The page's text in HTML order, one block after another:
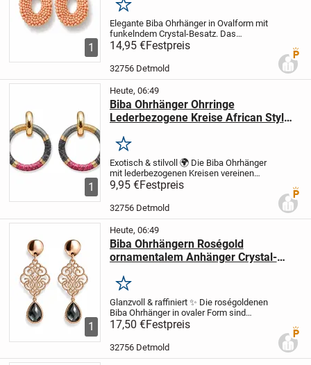
1
Merken
Elegante Biba Ohrhänger in Ovalform mit
funkelndem Crystal-Besatz. Das
Statement-Piece besticht durch seine
feminine Ausstrahlung und zeitlose
Eleganz. In den Farben Koralle und Altrosa
14,95 €Festpreis
32756 Detmold
1
Heute, 06:49
Biba Ohrhänger Ohrringe
Lederbezogene Kreise African Styl
Merken
Exotisch & stilvoll 🌍 Die Biba Ohrhänger
mit lederbezogenen Kreisen vereinen
modernes Design mit Einflüssen des
African Styles. Ausdrucksstark und
inspiriert von Wildlife-Elementen, bringen
9,95 €Festpreis
32756 Detmold
1
Heute, 06:49
Biba Ohrhängern Roségold
ornamentalem Anhänger Crystal-
Merken
Glanzvoll & raffiniert ✨ Die roségoldenen
Biba Ohrhänger in ovaler Form sind
kunstvoll mit funkelnden Crystals in Grau,
Schwarz und Silber besetzt. Ihr luxuriöses
Design macht sie zum perfekten...
17,50 €Festpreis
32756 Detmold